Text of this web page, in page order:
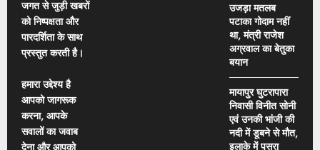
जगत से जुड़ी खबरों
को निष्पक्षता और
पारदर्शिता के साथ
प्रस्तुत करती है।
हमारा उद्देश्य है
आपको जागरूक
करना, आपके
सवालों का जवाब
देना और आपको
उजड़ा मतलब
पटाका गोदाम नहीं
था, मंत्री राजेश
अग्रवाल का बेतुका
बयान
मायापुर घुटरापारा
निवासी विनीत सोनी
एवं उनकी भांजी की
नदी में डूबने से मौत,
इलाके में पसरा